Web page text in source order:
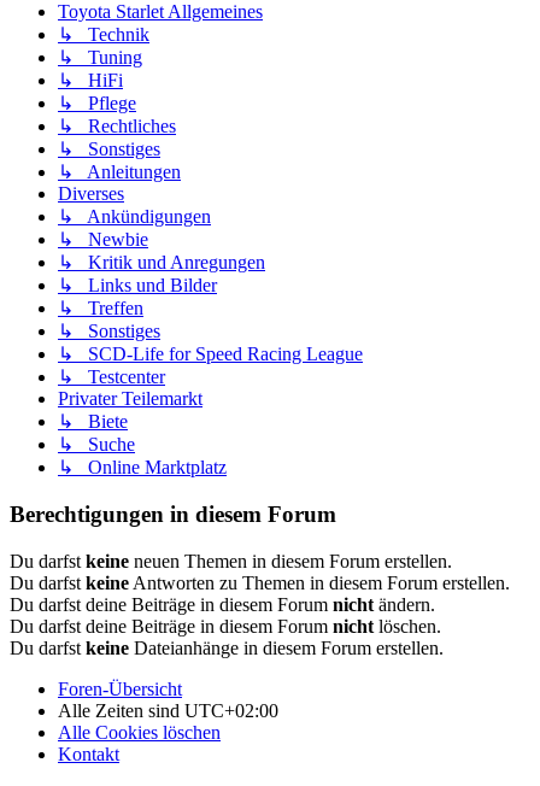
Toyota Starlet Allgemeines
↳ Technik
↳ Tuning
↳ HiFi
↳ Pflege
↳ Rechtliches
↳ Sonstiges
↳ Anleitungen
Diverses
↳ Ankündigungen
↳ Newbie
↳ Kritik und Anregungen
↳ Links und Bilder
↳ Treffen
↳ Sonstiges
↳ SCD-Life for Speed Racing League
↳ Testcenter
Privater Teilemarkt
↳ Biete
↳ Suche
↳ Online Marktplatz
Berechtigungen in diesem Forum
Du darfst keine neuen Themen in diesem Forum erstellen.
Du darfst keine Antworten zu Themen in diesem Forum erstellen.
Du darfst deine Beiträge in diesem Forum nicht ändern.
Du darfst deine Beiträge in diesem Forum nicht löschen.
Du darfst keine Dateianhänge in diesem Forum erstellen.
Foren-Übersicht
Alle Zeiten sind UTC+02:00
Alle Cookies löschen
Kontakt